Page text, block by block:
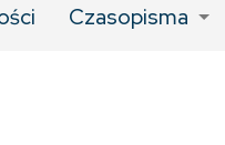
Czasopisma